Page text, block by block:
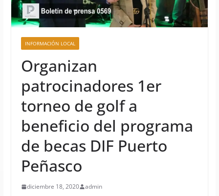
INFORMACIÓN LOCAL
Organizan
patrocinadores 1er
torneo de golf a
beneficio del programa
de becas DIF Puerto
Peñasco
diciembre 18, 2020 admin